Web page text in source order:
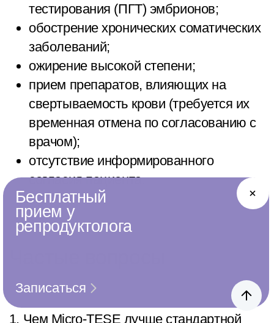
тестирования (ПГТ) эмбрионов;
обострение хронических соматических
заболеваний;
ожирение высокой степени;
прием препаратов, влияющих на
свертываемость крови (требуется их
временная отмена по согласованию с
врачом);
отсутствие информированного
согласия пациента.
1. Чем Micro-TESE лучше стандартной
Бесплатный
прием у
репродуктолога
Записаться